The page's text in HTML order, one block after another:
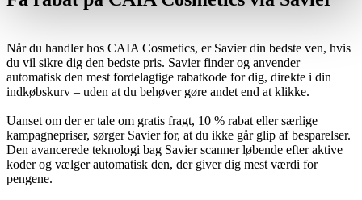
Når du handler hos CAIA Cosmetics, er Savier din bedste ven, hvis
du vil sikre dig den bedste pris. Savier finder og anvender
automatisk den mest fordelagtige rabatkode for dig, direkte i din
indkøbskurv – uden at du behøver gøre andet end at klikke.
Uanset om der er tale om gratis fragt, 10 % rabat eller særlige
kampagnepriser, sørger Savier for, at du ikke går glip af besparelser.
Den avancerede teknologi bag Savier scanner løbende efter aktive
koder og vælger automatisk den, der giver dig mest værdi for
pengene.